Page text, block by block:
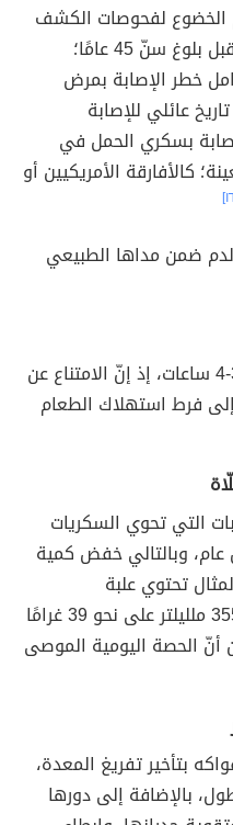
الخضوع لفحوصات الكشف
عن السكري بشكلٍ منتظم حتّى قبل بلوغ سنّ 45 عامًا؛
خطر الإصابة بمرض
عائلي للإصابة
بسكري الحمل في
كالأفارقة الأمريكيين أو
ضمن مداها الطبيعي
يُنصح بتناول وجبات الطعام كل 3-4 ساعات، إذ إنّ الامتناع عن
فرط استهلاك الطعام
التي تحوي السكريات
عام، وبالتالي خفض كمية
تحتوي علبة
المشروبات الغازية ذات السّعة 355 ملليلتر على نحو 39 غرامًا
أنّ الحصة اليومية الموصى
بتأخير تفريغ المعدة،
بالإضافة إلى دورها